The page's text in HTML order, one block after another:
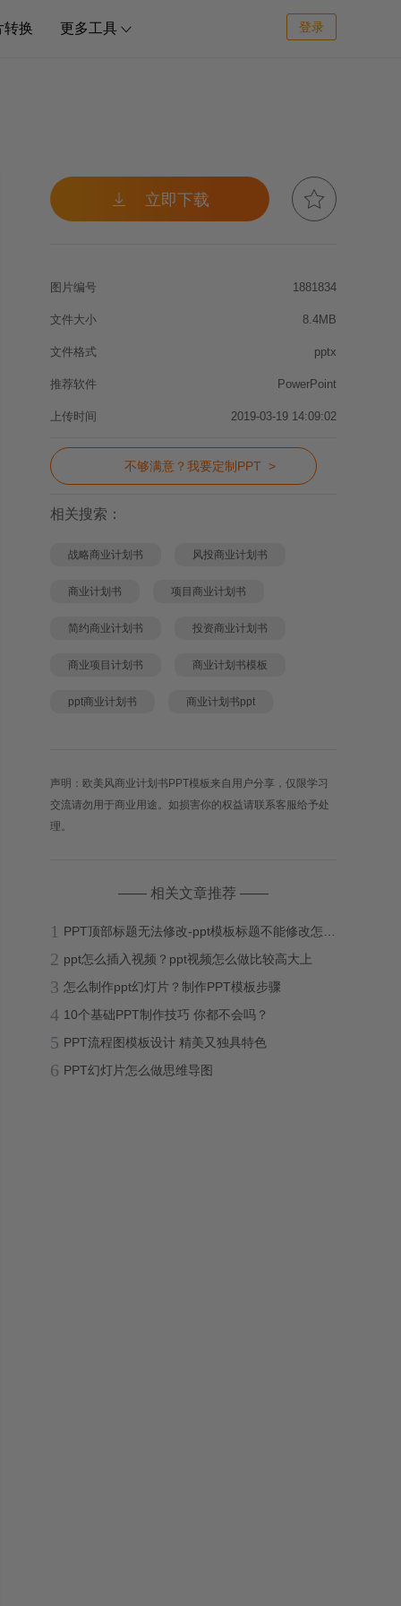
转换 更多工具  登录
 立即下载 
图片编号 1881834
文件大小 8.4MB
文件格式 pptx
推荐软件 PowerPoint
上传时间 2019-03-19 14:09:02
不够满意？我要定制PPT >
相关搜索：
战略商业计划书 风投商业计划书
商业计划书 项目商业计划书
简约商业计划书 投资商业计划书
商业项目计划书 商业计划书模板
ppt商业计划书 商业计划书ppt
声明：欧美风商业计划书PPT模板来自用户分享，仅限学习
交流请勿用于商业用途。如损害你的权益请联系客服给予处
理。
—— 相关文章推荐 ——
1 PPT顶部标题无法修改-ppt模板标题不能修改怎么办？
2 ppt怎么插入视频？ppt视频怎么做比较高大上
3 怎么制作ppt幻灯片？制作PPT模板步骤
4 10个基础PPT制作技巧 你都不会吗？
5 PPT流程图模板设计 精美又独具特色
6 PPT幻灯片怎么做思维导图